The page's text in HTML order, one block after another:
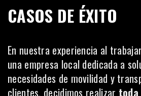
CASOS DE ÉXITO
En nuestra experiencia al
una empresa local dedicada a
necesidades de movilidad y
clientes, decidimos realizar toda